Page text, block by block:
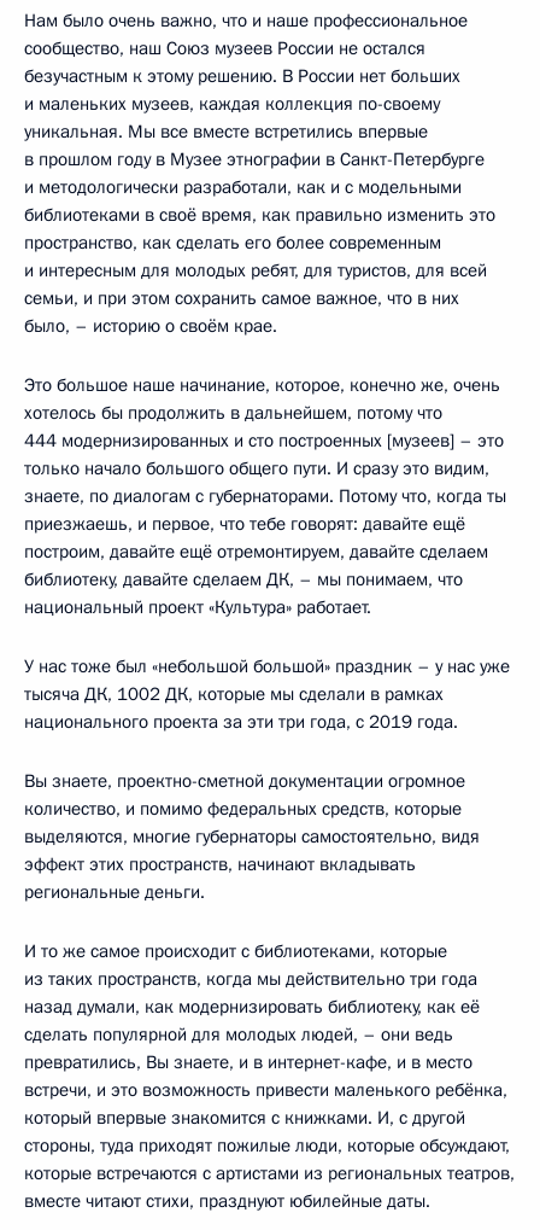
Нам было очень важно, что и наше профессиональное
сообщество, наш Союз музеев России не остался
безучастным к этому решению. В России нет больших
и маленьких музеев, каждая коллекция по-своему
уникальная. Мы все вместе встретились впервые
в прошлом году в Музее этнографии в Санкт-Петербурге
и методологически разработали, как и с модельными
библиотеками в своё время, как правильно изменить это
пространство, как сделать его более современным
и интересным для молодых ребят, для туристов, для всей
семьи, и при этом сохранить самое важное, что в них
было, – историю о своём крае.
Это большое наше начинание, которое, конечно же, очень
хотелось бы продолжить в дальнейшем, потому что
444 модернизированных и сто построенных [музеев] – это
только начало большого общего пути. И сразу это видим,
знаете, по диалогам с губернаторами. Потому что, когда ты
приезжаешь, и первое, что тебе говорят: давайте ещё
построим, давайте ещё отремонтируем, давайте сделаем
библиотеку, давайте сделаем ДК, – мы понимаем, что
национальный проект «Культура» работает.
У нас тоже был «небольшой большой» праздник – у нас уже
тысяча ДК, 1002 ДК, которые мы сделали в рамках
национального проекта за эти три года, с 2019 года.
Вы знаете, проектно-сметной документации огромное
количество, и помимо федеральных средств, которые
выделяются, многие губернаторы самостоятельно, видя
эффект этих пространств, начинают вкладывать
региональные деньги.
И то же самое происходит с библиотеками, которые
из таких пространств, когда мы действительно три года
назад думали, как модернизировать библиотеку, как её
сделать популярной для молодых людей, – они ведь
превратились, Вы знаете, и в интернет-кафе, и в место
встречи, и это возможность привести маленького ребёнка,
который впервые знакомится с книжками. И, с другой
стороны, туда приходят пожилые люди, которые обсуждают,
которые встречаются с артистами из региональных театров,
вместе читают стихи, празднуют юбилейные даты.